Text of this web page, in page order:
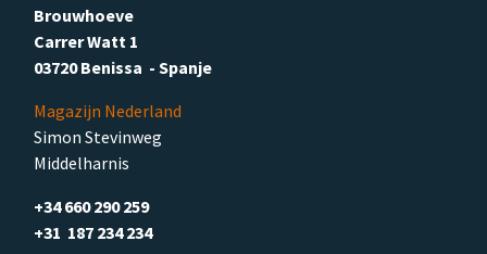
Brouwhoeve
Carrer Watt 1
03720 Benissa - Spanje
Magazijn Nederland
Simon Stevinweg
Middelharnis
+34 660 290 259
+31 187 234 234